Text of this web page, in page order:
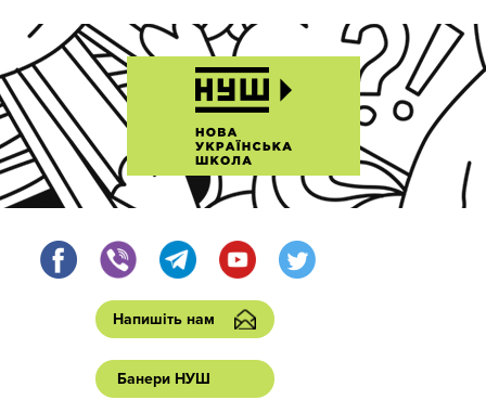
Напишіть нам
Банери НУШ